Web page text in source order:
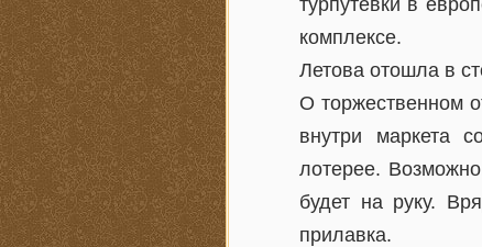
турпутевки в
комплексе.
Летова отошла в
О торжественном
внутри маркета
лотерее.
будет на руку.
прилавка.